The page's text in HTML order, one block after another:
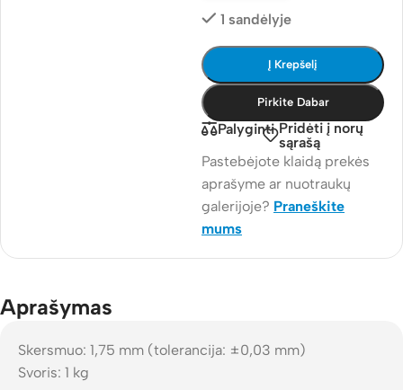
1 sandėlyje
Į Krepšelį
Pirkite Dabar
Palyginti Pridėti į norų
sąrašą
Pastebėjote klaidą prekės
aprašyme ar nuotraukų
galerijoje? Praneškite
mums
Aprašymas
Skersmuo: 1,75 mm (tolerancija: ±0,03 mm)
Svoris: 1 kg